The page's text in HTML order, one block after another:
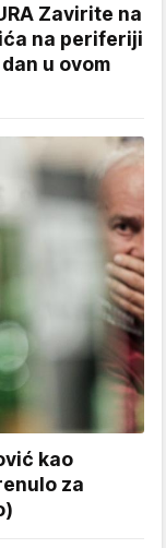
Zavirite na
na periferiji
u ovom
kao
za